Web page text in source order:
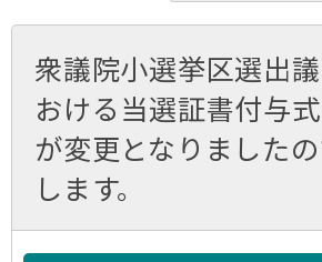
衆議院小選挙区選出
おける当選証書付与
が変更となりました
します。